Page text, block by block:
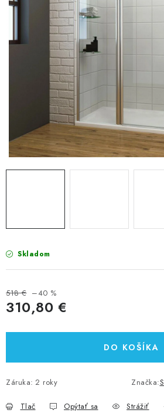
VÝPREDAJ
PRÍSLUŠENSTVO K SPRCHOVÝM
NÁHRADNÉ DIELY
Doprava a Platby
Obchodné
Reklamačný poriadok
Blog
Ochrana osobných údajov GDPR
Formulár na vrátenie tovaru
Skladom
518 € –40 %
310,80 €
DO KOŠÍKA
Záruka: 2 roky Značka:
Tlač Opýtať sa Strážiť